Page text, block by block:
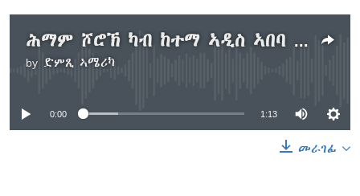
ሕማም ሾሮኽ ካብ ከተማ ኣዲስ ኣበባ ናብ ካልኦት ክልላት ኢትዮጵያ ይላባዕ ኣሎ ተባሂሉ
by ድምጺ ኣሜሪካ
No media source currently available
0:00 1:13
መራገፊ